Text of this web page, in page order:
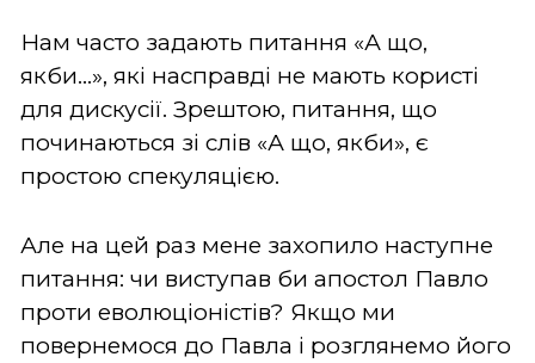
Нам часто задають питання «А що,
якби...», які насправді не мають користі
для дискусії. Зрештою, питання, що
починаються зі слів «А що, якби», є
простою спекуляцією.
Але на цей раз мене захопило наступне
питання: чи виступав би апостол Павло
проти еволюціоністів? Якщо ми
повернемося до Павла і розглянемо його